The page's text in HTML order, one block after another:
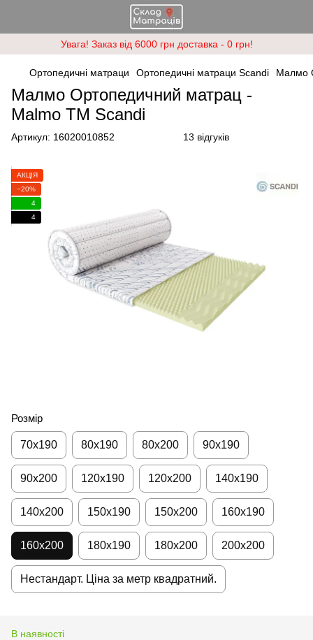
Увага! Заказ від 6000 грн доставка - 0 грн!
Ортопедичні матраци Ортопедичні матраци Scandi Малмо
Малмо Ортопедичний матрац -
Malmo ТМ Scandi
Артикул: 16020010852 13 відгуків
АКЦІЯ
−20%
4
4
Розмір
70x190 80х190 80х200 90х190
90х200 120х190 120х200 140х190
140х200 150х190 150х200 160х190
160х200 180х190 180х200 200х200
Нестандарт. Ціна за метр квадратний.
В наявності